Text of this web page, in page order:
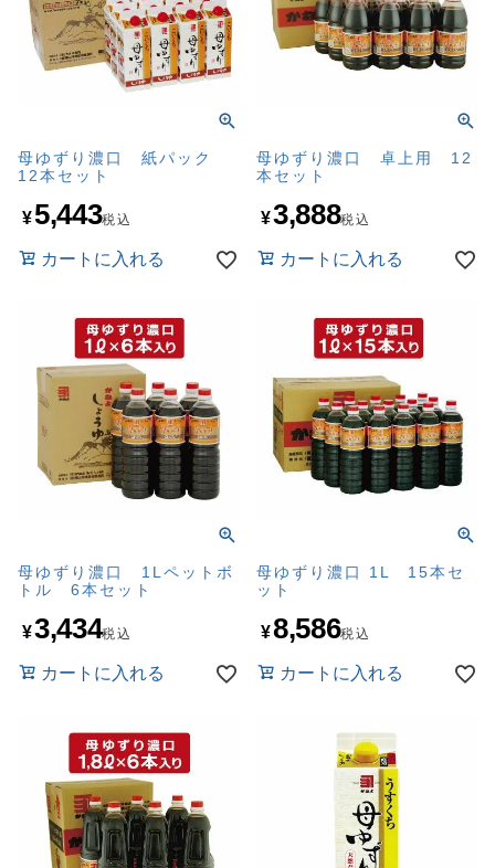
母ゆずり濃口 紙パック
12本セット
¥5,443税込
カートに入れる
母ゆずり濃口 卓上用 12
本セット
¥3,888税込
カートに入れる
母ゆずり濃口 1Lペットボ
トル 6本セット
¥3,434税込
カートに入れる
母ゆずり濃口 1L 15本セ
ット
¥8,586税込
カートに入れる